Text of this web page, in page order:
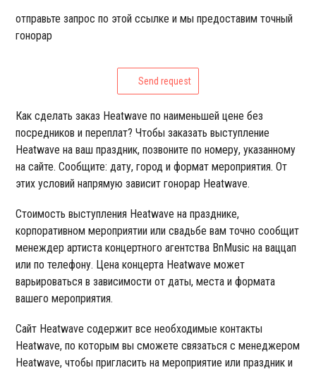
отправьте запрос по этой ссылке и мы предоставим точный
гонорар
Send request
Как сделать заказ Heatwave по наименьшей цене без
посредников и переплат? Чтобы заказать выступление
Heatwave на ваш праздник, позвоните по номеру, указанному
на сайте. Сообщите: дату, город и формат мероприятия. От
этих условий напрямую зависит гонорар Heatwave.
Стоимость выступления Heatwave на празднике,
корпоративном мероприятии или свадьбе вам точно сообщит
менеждер артиста концертного агентства BnMusic на ваццап
или по телефону. Цена концерта Heatwave может
варьироваться в зависимости от даты, места и формата
вашего мероприятия.
Сайт Heatwave содержит все необходимые контакты
Heatwave, по которым вы сможете связаться с менеджером
Heatwave, чтобы пригласить на мероприятие или праздник и